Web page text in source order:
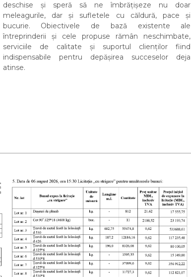
deschise și speră să ne îmbrățișeze nu doar
meleagurile, dar și sufletele cu căldură, pace și
bucurie. Obiectivele de bază existente ale
întreprinderii și cele propuse rămân neschimbate,
serviciile de calitate și suportul clienților fiind
indispensabile pentru depășirea succeselor deja
atinse.
PUBLISHED: 14 JANUARY 2022